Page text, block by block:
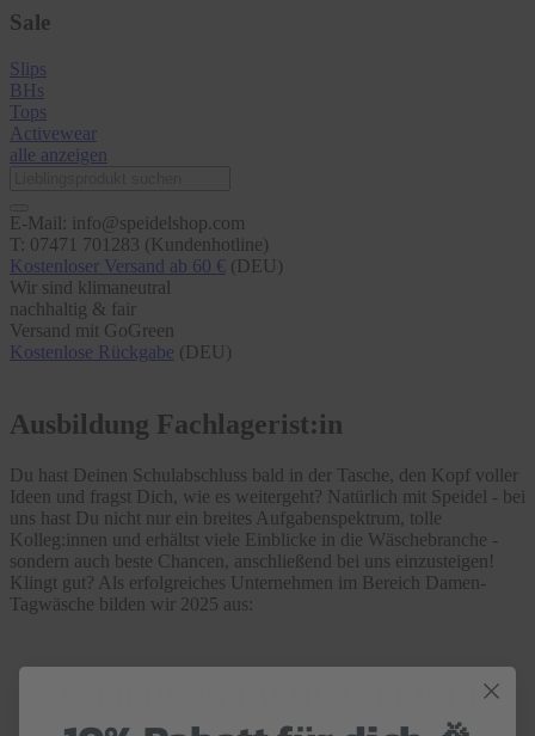
Sale
Slips
BHs
Tops
Activewear
alle anzeigen
E-Mail: info@speidelshop.com
T: 07471 701283 (Kundenhotline)
Kostenloser Versand ab 60 € (DEU)
Wir sind klimaneutral
nachhaltig & fair
Versand mit GoGreen
Kostenlose Rückgabe (DEU)
Ausbildung Fachlagerist:in
Du hast Deinen Schulabschluss bald in der Tasche, den Kopf voller
Ideen und fragst Dich, wie es weitergeht? Natürlich mit Speidel - bei
uns hast Du nicht nur ein breites Aufgabenspektrum, tolle
Kolleg:innen und erhältst viele Einblicke in die Wäschebranche -
sondern auch beste Chancen, anschließend bei uns einzusteigen!
Klingt gut? Als erfolgreiches Unternehmen im Bereich Damen-
Tagwäsche bilden wir 2025 aus:
AUSBILDUNG FACHLAGERIST:IN